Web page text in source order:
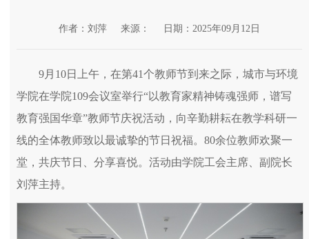
作者：刘萍 来源： 日期：2025年09月12日
9月10日上午，在第41个教师节到来之际，城市与环境
学院在学院109会议室举行“以教育家精神铸魂强师，谱写
教育强国华章”教师节庆祝活动，向辛勤耕耘在教学科研一
线的全体教师致以最诚挚的节日祝福。80余位教师欢聚一
堂，共庆节日、分享喜悦。活动由学院工会主席、副院长
刘萍主持。